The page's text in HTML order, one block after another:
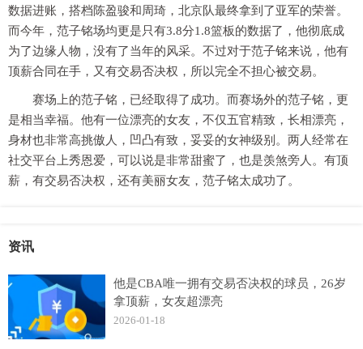
数据进账，搭档陈盈骏和周琦，北京队最终拿到了亚军的荣誉。
而今年，范子铭场均更是只有3.8分1.8篮板的数据了，他彻底成
为了边缘人物，没有了当年的风采。不过对于范子铭来说，他有
顶薪合同在手，又有交易否决权，所以完全不担心被交易。
赛场上的范子铭，已经取得了成功。而赛场外的范子铭，更
是相当幸福。他有一位漂亮的女友，不仅五官精致，长相漂亮，
身材也非常高挑傲人，凹凸有致，妥妥的女神级别。两人经常在
社交平台上秀恩爱，可以说是非常甜蜜了，也是羡煞旁人。有顶
薪，有交易否决权，还有美丽女友，范子铭太成功了。
资讯
他是CBA唯一拥有交易否决权的球员，26岁
拿顶薪，女友超漂亮
2026-01-18